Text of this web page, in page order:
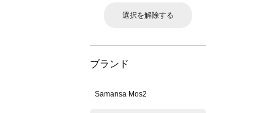
選択を解除する
ブランド
Samansa Mos2